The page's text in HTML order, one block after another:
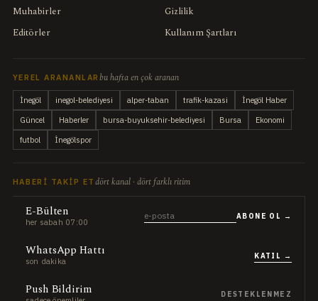
Muhabirler
Editörler
Gizlilik
Kullanım Şartları
YEREL ARANANLARbu hafta en çok aranan
İnegöl inegol-belediyesi alper-taban trafik-kazasi
İnegöl Haber
Güncel
Haberler bursa-buyuksehir-belediyesi Bursa
Ekonomi
futbol
İnegölspor
HABERI TAKIP ETdört kanal · dört farklı ritim
E-Bülten
her sabah 07:00
ABONE OL →
WhatsApp Hattı
son dakika
KATIL →
Push Bildirim DESTEKLENMEZ